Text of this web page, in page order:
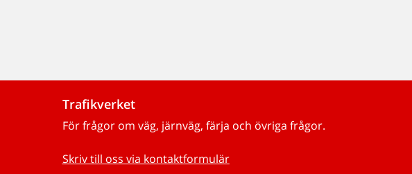
Trafikverket
För frågor om väg, järnväg, färja och övriga frågor.
Skriv till oss via kontaktformulär